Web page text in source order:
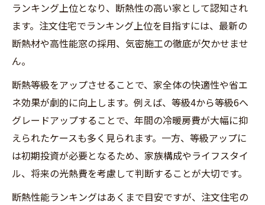
ランキング上位となり、断熱性の高い家として認知され
ます。注文住宅でランキング上位を目指すには、最新の
断熱材や高性能窓の採用、気密施工の徹底が欠かせませ
ん。
断熱等級をアップさせることで、家全体の快適性や省エ
ネ効果が劇的に向上します。例えば、等級4から等級6へ
グレードアップすることで、年間の冷暖房費が大幅に抑
えられたケースも多く見られます。一方、等級アップに
は初期投資が必要となるため、家族構成やライフスタイ
ル、将来の光熱費を考慮して判断することが大切です。
断熱性能ランキングはあくまで目安ですが、注文住宅の